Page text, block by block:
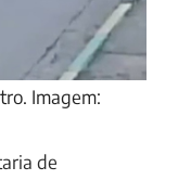
Imagem:
de